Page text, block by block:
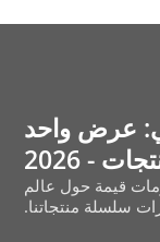
عرض واحد
- 2026
قيمة حول عالم